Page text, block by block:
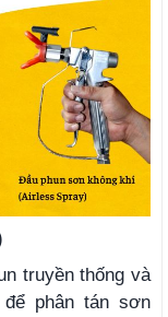
truyền thống và
phân tán sơn